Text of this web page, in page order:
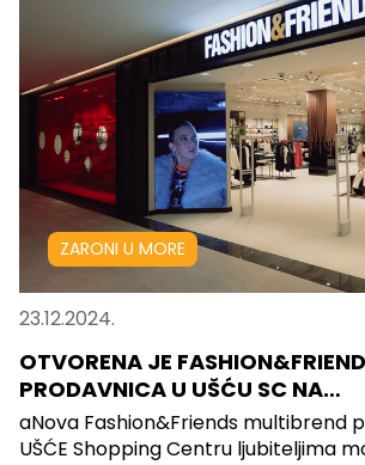
ZARONI U MORE
23.12.2024.
OTVORENA JE
PRODAVNICA U UŠĆU SC NA…
aNova Fashion&Friends multibrend
UŠĆE Shopping Centru ljubiteljima